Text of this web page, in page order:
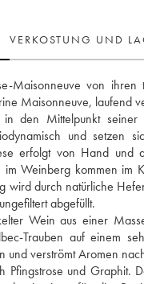
VERKOSTUNG UND
Maisonneuve von ihren
Maisonneuve, laufend
den Mittelpunkt seiner
und setzen
erfolgt von Hand und
Weinberg kommen im
wird durch natürliche
abgefüllt.
Wein aus einer
Trauben auf einem
und verströmt Aromen
Pfingstrose und Graphit.